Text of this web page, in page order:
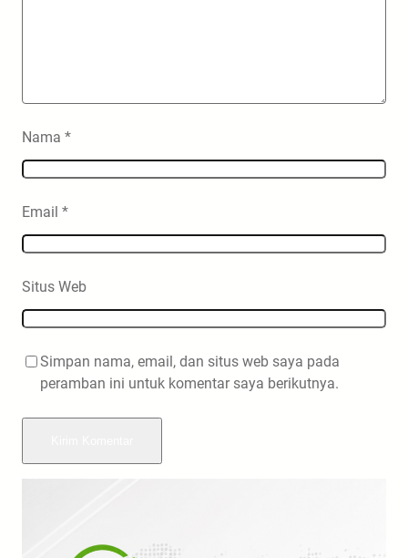
Nama *
Email *
Situs Web
Simpan nama, email, dan situs web saya pada
peramban ini untuk komentar saya berikutnya.